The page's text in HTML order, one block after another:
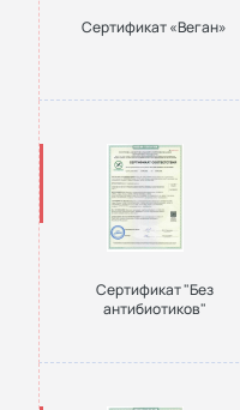
Сертификат «Веган»
Сертификат "Без
антибиотиков"